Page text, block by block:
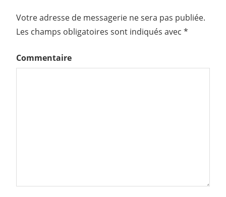
Votre adresse de messagerie ne sera pas publiée.
Les champs obligatoires sont indiqués avec *
Commentaire